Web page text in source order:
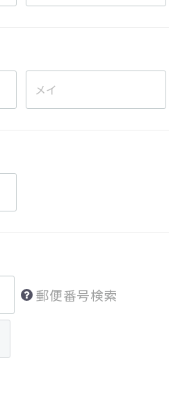
郵便番号検索